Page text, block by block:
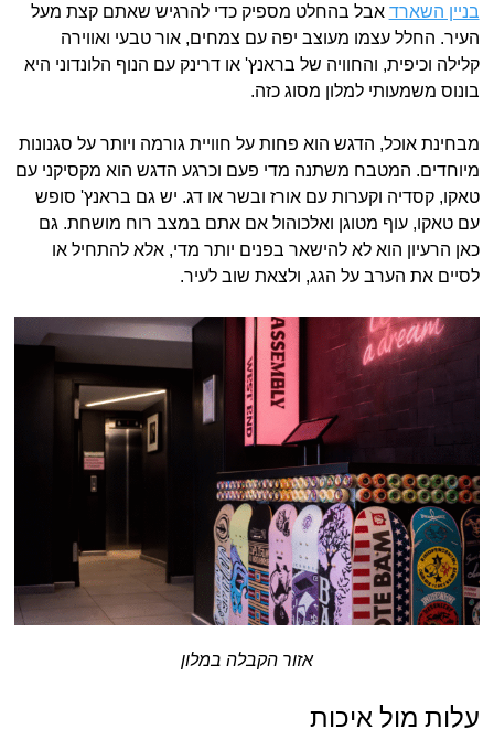
בניין השארד אבל בהחלט מספיק כדי להרגיש שאתם קצת מעל
העיר. החלל עצמו מעוצב יפה עם צמחים, אור טבעי ואווירה
קלילה וכיפית, והחוויה של בראנץ' או דרינק עם הנוף הלונדוני היא
בונוס משמעותי למלון מסוג כזה.
מבחינת אוכל, הדגש הוא פחות על חוויית גורמה ויותר על סגנונות
מיוחדים. המטבח משתנה מדי פעם וכרגע הדגש הוא מקסיקני עם
טאקו, קסדיה וקערות עם אורז ובשר או דג. יש גם בראנץ' סופש
עם טאקו, עוף מטוגן ואלכוהול אם אתם במצב רוח מושחת. גם
כאן הרעיון הוא לא להישאר בפנים יותר מדי, אלא להתחיל או
לסיים את הערב על הגג, ולצאת שוב לעיר.
אזור הקבלה במלון
עלות מול איכות